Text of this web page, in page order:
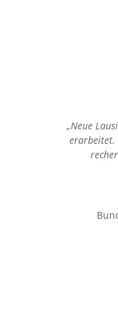
„Neue
erarbeitet.